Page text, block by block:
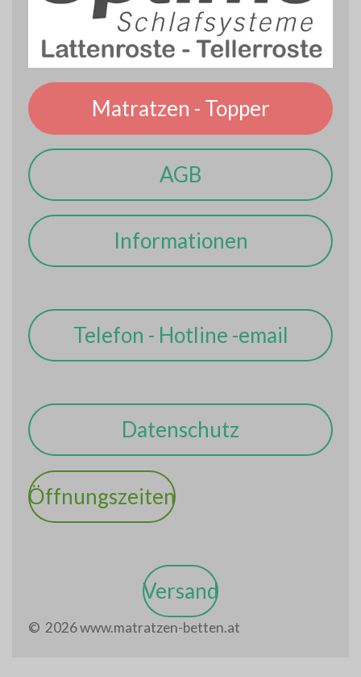
Matratzen - Topper
AGB
Informationen
Telefon - Hotline -email
Datenschutz
Öffnungszeiten
Versand
© 2026 www.matratzen-betten.at